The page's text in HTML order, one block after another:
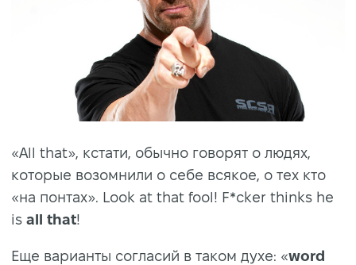
«All that», кстати, обычно говорят о людях,
которые возомнили о себе всякое, о тех кто
«на понтах». Look at that fool! F*cker thinks he
is all that!
Еще варианты согласий в таком духе: «word